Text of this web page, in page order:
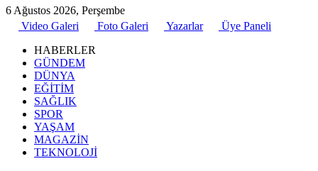
6 Ağustos 2026, Perşembe
Video Galeri
Foto Galeri Yazarlar
Üye Paneli
HABERLER
GÜNDEM
DÜNYA
EĞİTİM
SAĞLIK
SPOR
YAŞAM
MAGAZİN
TEKNOLOJİ